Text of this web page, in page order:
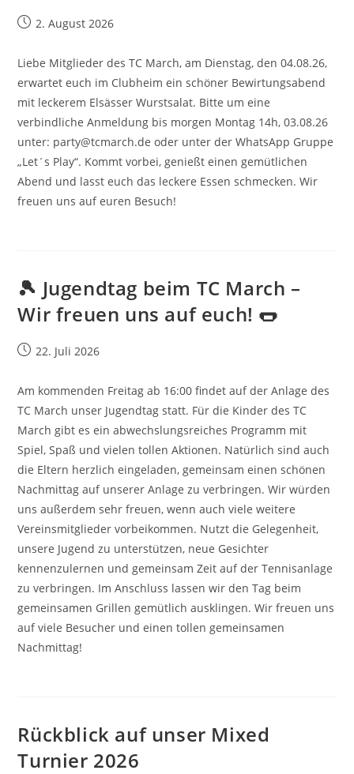
Beitrag2. August 2026
Liebe Mitglieder des TC March, am Dienstag, den 04.08.26,
erwartet euch im Clubheim ein schöner Bewirtungsabend
mit leckerem Elsässer Wurstsalat. Bitte um eine
verbindliche Anmeldung bis morgen Montag 14h, 03.08.26
unter: party@tcmarch.de oder unter der WhatsApp Gruppe
„Let´s Play“. Kommt vorbei, genießt einen gemütlichen
Abend und lasst euch das leckere Essen schmecken. Wir
freuen uns auf euren Besuch!
🎾 Jugendtag beim TC March –
Wir freuen uns auf euch! 🌭
Beitrag22. Juli 2026
Am kommenden Freitag ab 16:00 findet auf der Anlage des
TC March unser Jugendtag statt. Für die Kinder des TC
March gibt es ein abwechslungsreiches Programm mit
Spiel, Spaß und vielen tollen Aktionen. Natürlich sind auch
die Eltern herzlich eingeladen, gemeinsam einen schönen
Nachmittag auf unserer Anlage zu verbringen. Wir würden
uns außerdem sehr freuen, wenn auch viele weitere
Vereinsmitglieder vorbeikommen. Nutzt die Gelegenheit,
unsere Jugend zu unterstützen, neue Gesichter
kennenzulernen und gemeinsam Zeit auf der Tennisanlage
zu verbringen. Im Anschluss lassen wir den Tag beim
gemeinsamen Grillen gemütlich ausklingen. Wir freuen uns
auf viele Besucher und einen tollen gemeinsamen
Nachmittag!
Rückblick auf unser Mixed
Turnier 2026